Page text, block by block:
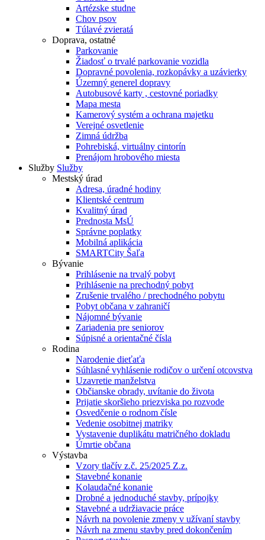
Artézske studne
Chov psov
Túlavé zvieratá
Doprava, ostatné
Parkovanie
Žiadosť o trvalé parkovanie vozidla
Dopravné povolenia, rozkopávky a uzávierky
Územný generel dopravy
Autobusové karty , cestovné poriadky
Mapa mesta
Kamerový systém a ochrana majetku
Verejné osvetlenie
Zimná údržba
Pohrebiská, virtuálny cintorín
Prenájom hrobového miesta
Služby Služby
Mestský úrad
Adresa, úradné hodiny
Klientské centrum
Kvalitný úrad
Prednosta MsÚ
Správne poplatky
Mobilná aplikácia
SMARTCity Šaľa
Bývanie
Prihlásenie na trvalý pobyt
Prihlásenie na prechodný pobyt
Zrušenie trvalého / prechodného pobytu
Pobyt občana v zahraničí
Nájomné bývanie
Zariadenia pre seniorov
Súpisné a orientačné čísla
Rodina
Narodenie dieťaťa
Súhlasné vyhlásenie rodičov o určení otcovstva
Uzavretie manželstva
Občianske obrady, uvítanie do života
Prijatie skoršieho priezviska po rozvode
Osvedčenie o rodnom čísle
Vedenie osobitnej matriky
Vystavenie duplikátu matričného dokladu
Úmrtie občana
Výstavba
Vzory tlačív z.č. 25/2025 Z.z.
Stavebné konanie
Kolaudačné konanie
Drobné a jednoduché stavby, prípojky
Stavebné a udržiavacie práce
Návrh na povolenie zmeny v užívaní stavby
Návrh na zmenu stavby pred dokončením